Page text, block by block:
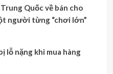
Quốc về bán cho
người từng “chơi lớn”
lỗ nặng khi mua hàng